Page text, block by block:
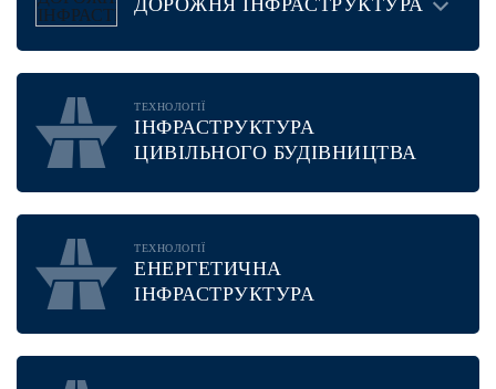
ДОРОЖНЯ ІНФРАСТРУКТУРА
ТЕХНОЛОГІЇ
ІНФРАСТРУКТУРА
ЦИВІЛЬНОГО БУДІВНИЦТВА
ТЕХНОЛОГІЇ
ЕНЕРГЕТИЧНА
ІНФРАСТРУКТУРА